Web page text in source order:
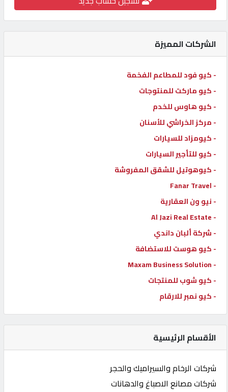
ماركت
الدليل
القطري
POWERED
QHOST
الشركات المميزة
- كيو فود للمطاعم الفخمة
- كيو ماركت للمنتوجات
- كيو هاوس للخدم
- مركز الخراشي للأسنان
- كيومزاد للسيارات
- كيو للتأجير السيارات
- كيوهوتيل للشقق المفروشة
- Fanar Travel
- نيو ون العقارية
- Al Jazi Real Estate
- شركة ألبان داندي
- كيو هوست للاستضافة
- Maxam Business Solution
- كيو شوب للمنتجات
- كيو نمبر للارقام
الأقسام الرئيسية
شركات الرخام والسيراميك والحجر
شركات مصانع الاصباغ والدهانات